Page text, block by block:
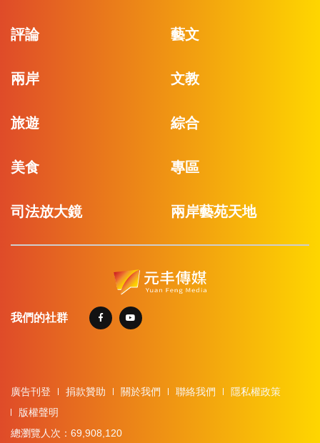
評論 藝文
兩岸 文教
旅遊 綜合
美食 專區
司法放大鏡 兩岸藝苑天地
我們的社群
廣告刊登 捐款贊助 關於我們 聯絡我們
隱私權政策
版權聲明
總瀏覽人次：69,908,120